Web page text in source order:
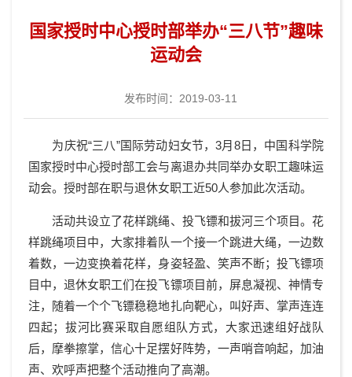
国家授时中心授时部举办“三八节”趣味
运动会
发布时间：2019-03-11
为庆祝“三八”国际劳动妇女节，3月8日，中国科学院
国家授时中心授时部工会与离退办共同举办女职工趣味运
动会。授时部在职与退休女职工近50人参加此次活动。
活动共设立了花样跳绳、投飞镖和拔河三个项目。花
样跳绳项目中，大家排着队一个接一个跳进大绳，一边数
着数，一边变换着花样，身姿轻盈、笑声不断；投飞镖项
目中，退休女职工们在投飞镖项目前，屏息凝视、神情专
注，随着一个个飞镖稳稳地扎向靶心，叫好声、掌声连连
四起；拔河比赛采取自愿组队方式，大家迅速组好战队
后，摩拳擦掌，信心十足摆好阵势，一声哨音响起，加油
声、欢呼声把整个活动推向了高潮。